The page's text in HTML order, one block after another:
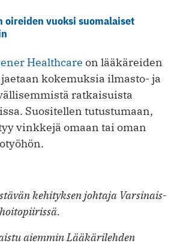
oireiden vuoksi suomalaiset
Healthcare on lääkäreiden
kokemuksia ilmasto- ja
ratkaisuista
Suositellen tutustumaan,
vinkkejä omaan tai oman
kehityksen johtaja Varsinais-
aiemmin Lääkärilehden